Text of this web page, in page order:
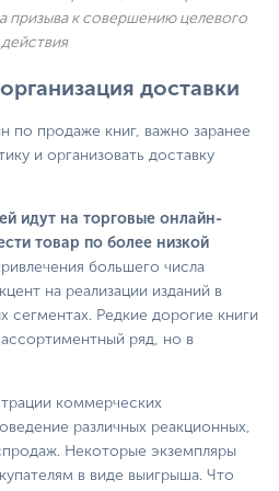
призыва к совершению целевого
действия
доставки
по продаже книг, важно заранее
и организовать доставку
идут на торговые онлайн-
товар по более низкой
большего числа
на реализации изданий в
Редкие дорогие книги
ряд, но в
коммерческих
различных реакционных,
Некоторые экземпляры
в виде выигрыша. Что